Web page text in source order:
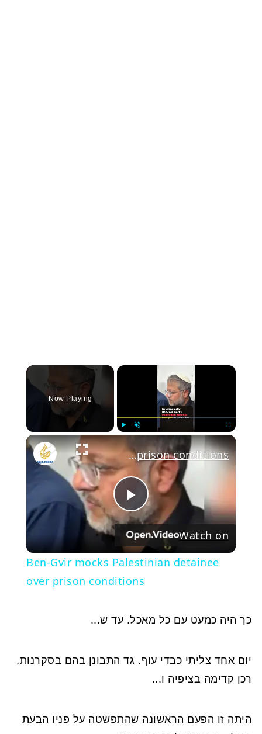
×
Unmute
Now Playing
Play
Video
Ben-Gvir mocks Palestinian detainee over prison conditions
Watch on
Ben-Gvir mocks Palestinian detainee
over prison conditions
כך היה כמעט עם כל מאכל. עד ש...
יום אחד צליתי כבדי עוף. גד התבונן בהם בסקרנות,
רכן קדימה בציפיה ו...
היתה זו הפעם הראשונה שהתפשטה על פניו הבעת